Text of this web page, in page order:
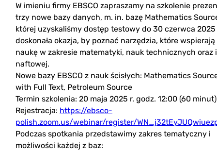
W imieniu firmy EBSCO zapraszamy na szkolenie
trzy nowe bazy danych, m. in. bazę Mathematics
której uzyskaliśmy dostęp testowy do 30 czerwca 2025
doskonała okazja, by poznać narzędzia, które
naukę w zakresie matematyki, nauk technicznych oraz
naftowej.
Nowe bazy EBSCO z nauk ścisłych: Mathematics
with Full Text, Petroleum Source
Termin szkolenia: 20 maja 2025 r. godz. 12:00 (60 minut)
Rejestracja: https://ebsco-
polish.zoom.us/webinar/register/
Podczas spotkania przedstawimy zakres tematyczny i
możliwości każdej z baz: